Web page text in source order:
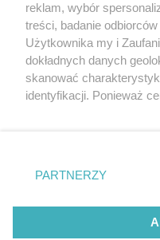
17℃
Zobacz prognozę na 3 dni
Copyright © 2022
Wszelkie
Nota wydawnicza
Polityka prywatności
reklam, wybór
treści, badanie
Użytkownika my i
dokładnych danych
skanować
identyfikacji. Ponieważ
prywatności znajdujący
. Niektóre rodzaje
takiemu przetwarzaniu.
zastosowania tylko na tej
PARTNERZY